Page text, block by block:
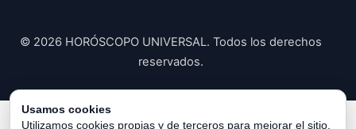
© 2026 HORÓSCOPO UNIVERSAL. Todos los derechos
reservados.
Política de Privacidad | Política de Cookies | Configurar
Usamos cookies
Utilizamos cookies propias y de terceros para mejorar el sitio,